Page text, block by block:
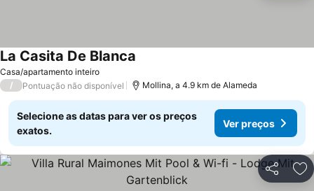
Casa/apartamento inteiro
La Casita De Blanca
/ Pontuação não disponível Mollina, a 4.9 km de Alameda
Selecione as datas para ver os preços
exatos.
Ver preços
Partilhar